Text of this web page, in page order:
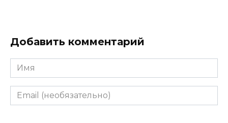
Добавить комментарий
Имя
Email
(необязательно)